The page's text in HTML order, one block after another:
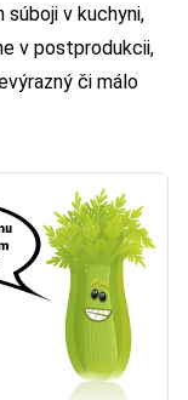
v kuchyni,
v postprodukcii,
či málo